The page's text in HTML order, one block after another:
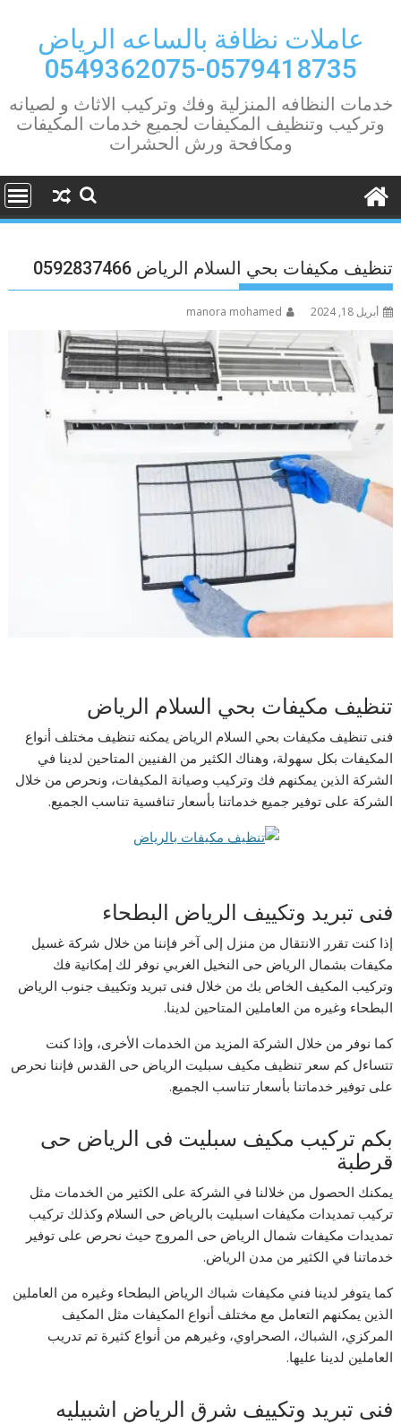
contentعاملات نظافة بالساعه الرياض
0579418735-0549362075
خدمات النظافه المنزلية وفك وتركيب الاثاث و لصيانه
وتركيب وتنظيف المكيفات لجميع خدمات المكيفات
ومكافحة ورش الحشرات
تنظيف مكيفات بحي السلام الرياض 0592837466
أبريل 18, 2024 manora mohamed
تنظيف مكيفات بحي السلام الرياض
فنى تنظيف مكيفات بحي السلام الرياض يمكنه تنظيف مختلف أنواع
المكيفات بكل سهولة، وهناك الكثير من الفنيين المتاحين لدينا في
الشركة الذين يمكنهم فك وتركيب وصيانة المكيفات، ونحرص من خلال
الشركة على توفير جميع خدماتنا بأسعار تنافسية تناسب الجميع.
فنى تبريد وتكييف الرياض البطحاء
إذا كنت تقرر الانتقال من منزل إلى آخر فإننا من خلال شركة غسيل
مكيفات بشمال الرياض حى النخيل الغربي نوفر لك إمكانية فك
وتركيب المكيف الخاص بك من خلال فنى تبريد وتكييف جنوب الرياض
البطحاء وغيره من العاملين المتاحين لدينا.
كما نوفر من خلال الشركة المزيد من الخدمات الأخرى، وإذا كنت
تتساءل كم سعر تنظيف مكيف سبليت الرياض حى القدس فإننا نحرص
على توفير خدماتنا بأسعار تناسب الجميع.
بكم تركيب مكيف سبليت فى الرياض حى
قرطبة
يمكنك الحصول من خلالنا في الشركة على الكثير من الخدمات مثل
تركيب تمديدات مكيفات اسبليت بالرياض حى السلام وكذلك تركيب
تمديدات مكيفات شمال الرياض حى المروج حيث نحرص على توفير
خدماتنا في الكثير من مدن الرياض.
كما يتوفر لدينا فني مكيفات شباك الرياض البطحاء وغيره من العاملين
الذين يمكنهم التعامل مع مختلف أنواع المكيفات مثل المكيف
المركزي، الشباك، الصحراوي، وغيرهم من أنواع كثيرة تم تدريب
العاملين لدينا عليها.
فنى تبريد وتكييف شرق الرياض اشبيليه